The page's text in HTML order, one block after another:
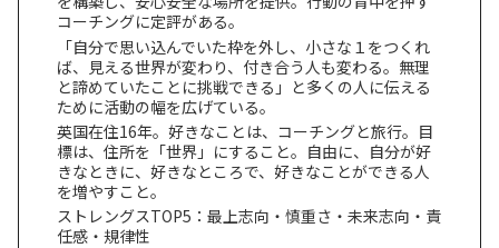
コーチングに定評がある。
「自分で思い込んでいた枠を外し、小さな１をつくれ
ば、見える世界が変わり、付き合う人も変わる。無理
と諦めていたことに挑戦できる」と多くの人に伝える
ために活動の幅を広げている。
英国在住16年。好きなことは、コーチングと旅行。目
標は、住所を「世界」にすること。自由に、自分が好
きなときに、好きなところで、好きなことができる人
を増やすこと。
ストレングスTOP5：最上志向・慎重さ・未来志向・責
任感・規律性